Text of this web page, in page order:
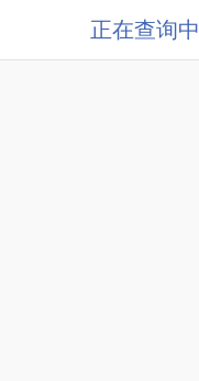
正在查询中